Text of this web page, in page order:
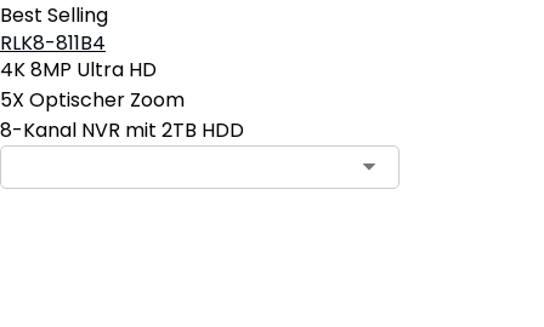
Best Selling
RLK8-811B4
4K 8MP Ultra HD
5X Optischer Zoom
8-Kanal NVR mit 2TB HDD